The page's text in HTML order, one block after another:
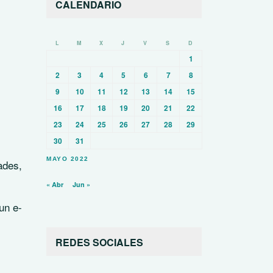
e-
CALENDARIO
MAYO 2022
L M X J V S D
1
2
3 4 5 6 7
8
9
10 11 12 13 14
15
16
17 18 19 20 21
22
23
24 25 26 27 28
29
30
31
« Abr Jun »
REDES SOCIALES